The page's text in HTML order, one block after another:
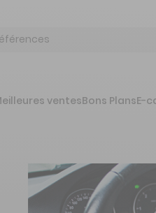
ventesBons PlansE-